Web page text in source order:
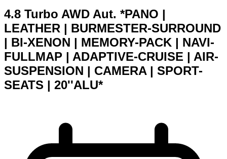
4.8 Turbo AWD Aut. *PANO |
LEATHER | BURMESTER-SURROUND
| BI-XENON | MEMORY-PACK | NAVI-
FULLMAP | ADAPTIVE-CRUISE | AIR-
SUSPENSION | CAMERA | SPORT-
SEATS | 20''ALU*